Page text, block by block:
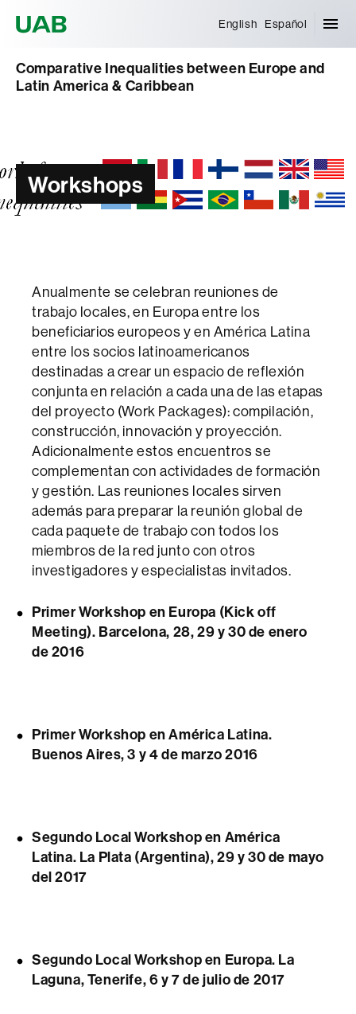
English Español
Comparative Inequalities between Europe and
Latin America & Caribbean
Workshops
Anualmente se celebran reuniones de
trabajo locales, en Europa entre los
beneficiarios europeos y en América Latina
entre los socios latinoamericanos
destinadas a crear un espacio de reflexión
conjunta en relación a cada una de las etapas
del proyecto (Work Packages): compilación,
construcción, innovación y proyección.
Adicionalmente estos encuentros se
complementan con actividades de formación
y gestión. Las reuniones locales sirven
además para preparar la reunión global de
cada paquete de trabajo con todos los
miembros de la red junto con otros
investigadores y especialistas invitados.
Primer Workshop en Europa (Kick off
Meeting). Barcelona, 28, 29 y 30 de enero
de 2016
Primer Workshop en América Latina.
Buenos Aires, 3 y 4 de marzo 2016
Segundo Local Workshop en América
Latina. La Plata (Argentina), 29 y 30 de mayo
del 2017
Segundo Local Workshop en Europa. La
Laguna, Tenerife, 6 y 7 de julio de 2017